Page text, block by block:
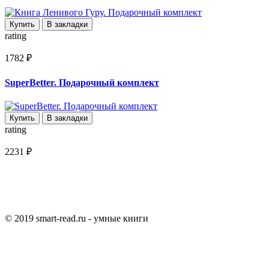
Купить В закладки
rating
1782 ₽
SuperBetter. Подарочный комплект
Купить В закладки
rating
2231 ₽
© 2019 smart-read.ru - умные книги